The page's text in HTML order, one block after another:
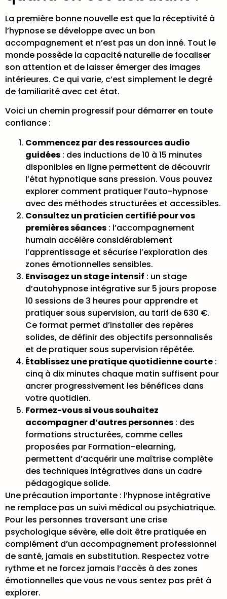
La première bonne nouvelle est que la réceptivité à
l’hypnose se développe avec un bon
accompagnement et n’est pas un don inné. Tout le
monde possède la capacité naturelle de focaliser
son attention et de laisser émerger des images
intérieures. Ce qui varie, c’est simplement le degré
de familiarité avec cet état.
Voici un chemin progressif pour démarrer en toute
confiance :
Commencez par des ressources audio
guidées : des inductions de 10 à 15 minutes
disponibles en ligne permettent de découvrir
l’état hypnotique sans pression. Vous pouvez
explorer comment pratiquer l’auto-hypnose
avec des méthodes structurées et accessibles.
Consultez un praticien certifié pour vos
premières séances : l’accompagnement
humain accélère considérablement
l’apprentissage et sécurise l’exploration des
zones émotionnelles sensibles.
Envisagez un stage intensif : un stage
d’autohypnose intégrative sur 5 jours propose
10 sessions de 3 heures pour apprendre et
pratiquer sous supervision, au tarif de 630 €.
Ce format permet d’installer des repères
solides, de définir des objectifs personnalisés
et de pratiquer sous supervision répétée.
Établissez une pratique quotidienne courte :
cinq à dix minutes chaque matin suffisent pour
ancrer progressivement les bénéfices dans
votre quotidien.
Formez-vous si vous souhaitez
accompagner d’autres personnes : des
formations structurées, comme celles
proposées par Formation-elearning,
permettent d’acquérir une maîtrise complète
des techniques intégratives dans un cadre
pédagogique solide.
Une précaution importante : l’hypnose intégrative
ne remplace pas un suivi médical ou psychiatrique.
Pour les personnes traversant une crise
psychologique sévère, elle doit être pratiquée en
complément d’un accompagnement professionnel
de santé, jamais en substitution. Respectez votre
rythme et ne forcez jamais l’accès à des zones
émotionnelles que vous ne vous sentez pas prêt à
explorer.